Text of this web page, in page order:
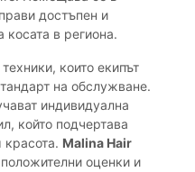
достъпен и
косата в региона.
които екипът
на обслужване.
индивидуална
който подчертава
красота. Malina Hair
оценки и